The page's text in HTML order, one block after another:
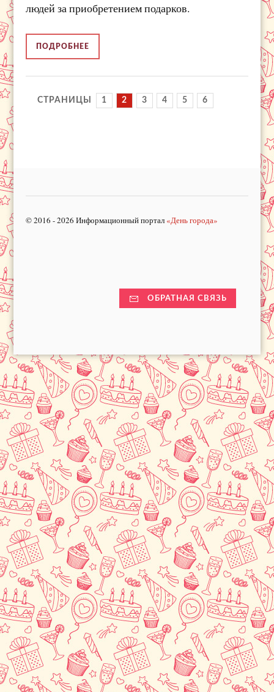
людей за приобретением подарков.
ПОДРОБНЕЕ
СТРАНИЦЫ 1 2 3 4 5 6
© 2016 - 2026 Информационный портал «День города»
ОБРАТНАЯ СВЯЗЬ